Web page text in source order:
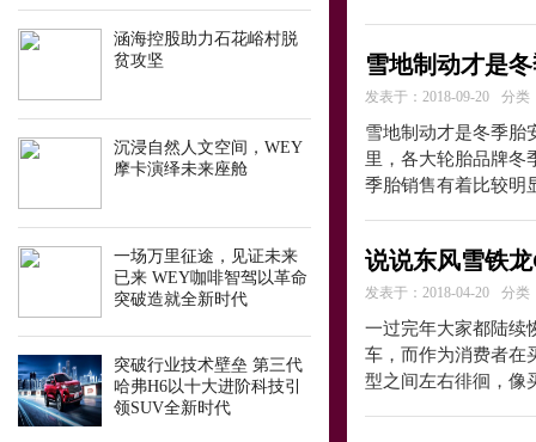
涵海控股助力石花峪村脱
贫攻坚
沉浸自然人文空间，WEY
摩卡演绎未来座舱
一场万里征途，见证未来
已来 WEY咖啡智驾以革命
突破造就全新时代
突破行业技术壁垒 第三代
哈弗H6以十大进阶科技引
领SUV全新时代
雪地制动才是
发表于：2018-09-20 分类
雪地制动才是冬季胎
里，各大轮胎品牌冬
季胎销售有着比较明
说说东风雪铁
发表于：2018-04-20 分类
一过完年大家都陆续
车，而作为消费者在
型之间左右徘徊，像